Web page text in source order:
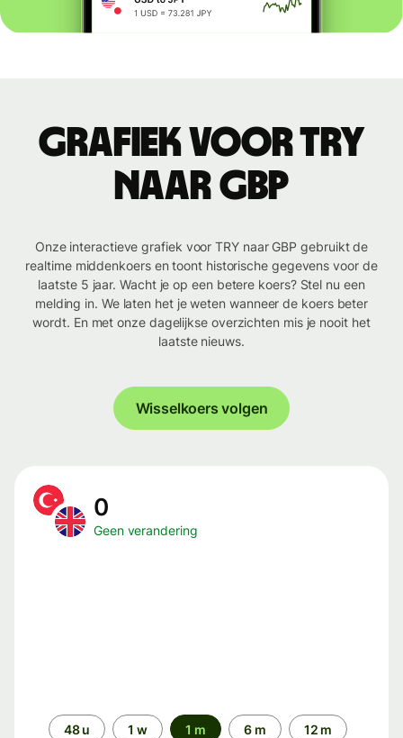
Grafiek voor TRY
naar GBP
Onze interactieve grafiek voor TRY naar GBP gebruikt de
realtime middenkoers en toont historische gegevens voor de
laatste 5 jaar. Wacht je op een betere koers? Stel nu een
melding in. We laten het je weten wanneer de koers beter
wordt. En met onze dagelijkse overzichten mis je nooit het
laatste nieuws.
Wisselkoers volgen
0
Geen verandering
Periode48 u 1 w 1 m 6 m 12 m